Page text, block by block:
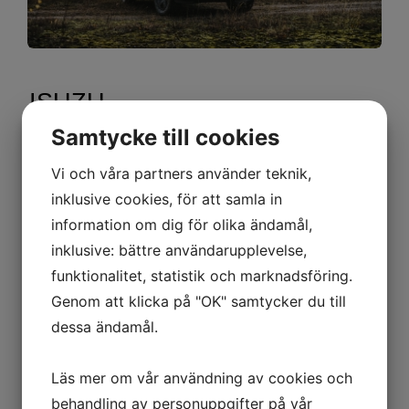
ISUZU
​​​​​​​Mer information om Isuzus modeller
hittar
du på www.isuzu-sverige.se
Samtycke till cookies
Vi och våra partners använder teknik,
inklusive cookies, för att samla in
information om dig för olika ändamål,
inklusive: bättre användarupplevelse,
funktionalitet, statistik och marknadsföring.
Genom att klicka på "OK" samtycker du till
dessa ändamål.
Läs mer om vår användning av cookies och
behandling av personuppgifter på vår